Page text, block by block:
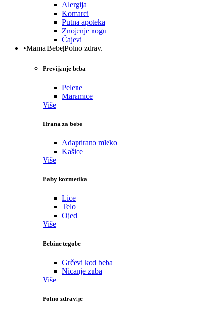
Alergija
Komarci
Putna apoteka
Znojenje nogu
Čajevi
•Mama|Bebe|Polno zdrav.
Previjanje beba
Pelene
Maramice
Više
Hrana za bebe
Adaptirano mleko
Kašice
Više
Baby kozmetika
Lice
Telo
Ojed
Više
Bebine tegobe
Grčevi kod beba
Nicanje zuba
Više
Polno zdravlje